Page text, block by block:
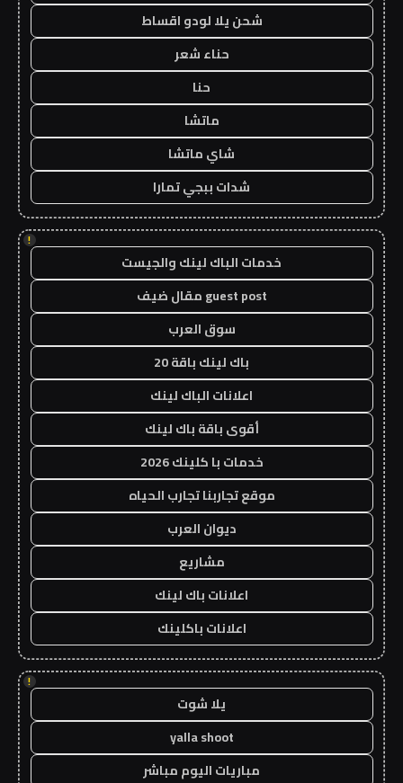
شحن يلا لودو اقساط
حناء شعر
حنا
ماتشا
شاي ماتشا
شدات ببجي تمارا
!
خدمات الباك لينك والجيست
guest post مقال ضيف
سوق العرب
باك لينك باقة 20
اعلانات الباك لينك
أقوى باقة باك لينك
خدمات با كلينك 2026
موقع تجاربنا تجارب الحياه
ديوان العرب
مشاريع
اعلانات باك لينك
اعلانات باكلينك
!
يلا شوت
yalla shoot
مباريات اليوم مباشر